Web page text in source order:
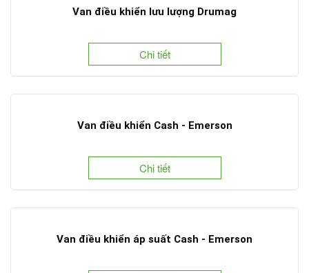
Van điều khiển lưu lượng Drumag
Chi tiết
Van điều khiển Cash - Emerson
Chi tiết
Van điều khiển áp suất Cash - Emerson